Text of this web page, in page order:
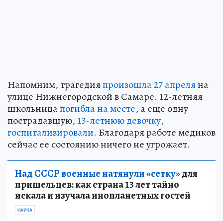
Напомним, трагедияпроизошла 27 апреляна
улице Нижнегородской в Самаре. 12-летняя
школьницапогибла на месте, а еще одну
пострадавшую, 13-летнюю девочку,
госпитализировали. Благодаря работе медиков
сейчас ее состоянию ничего не угрожает.
Над СССР военные натянули «сетку»для
пришельцев: как страна 13 лет тайно
искала и изучала инопланетных гостей
НАУКА